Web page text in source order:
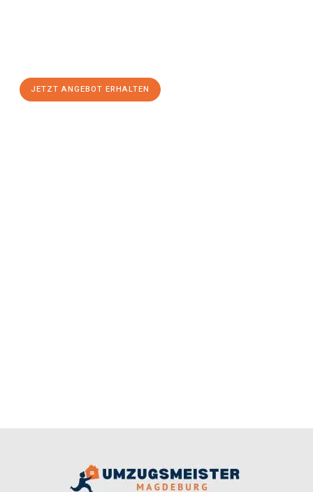
JETZT ANGEBOT ERHALTEN